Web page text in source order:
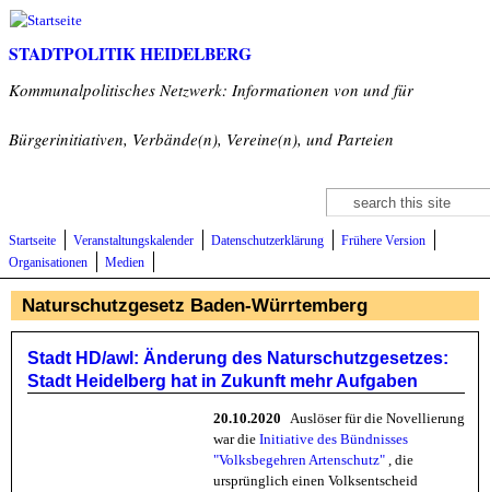
Direkt zum Inhalt
STADTPOLITIK HEIDELBERG
Kommunalpolitisches Netzwerk: Informationen von und für
Bürgerinitiativen, Verbände(n), Vereine(n), und Parteien
Suchformular
Suche
Startseite Veranstaltungskalender Datenschutzerklärung
Frühere Version
Organisationen
Medien
Naturschutzgesetz Baden-Würrtemberg
Stadt HD/awl: Änderung des Naturschutzgesetzes:
Stadt Heidelberg hat in Zukunft mehr Aufgaben
20.10.2020 Auslöser für die Novellierung
war die Initiative des Bündnisses
"Volksbegehren Artenschutz" , die
ursprünglich einen Volksentscheid